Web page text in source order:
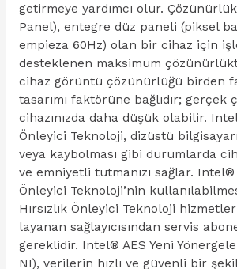
getirmeye yardımcı olur.
Panel), entegre düz paneli (piksel
empieza 60Hz) olan bir cihaz için
desteklenen maksimum
cihaz görüntü çözünürlüğü birden
tasarımı faktörüne bağlıdır; gerçek
cihazınızda daha düşük olabilir.
Önleyici Teknoloji, dizüstü
veya kaybolması gibi durumlarda
ve emniyetli tutmanızı sağlar. Intel®
Önleyici Teknoloji’nin
Hırsızlık Önleyici Teknoloji
layanan sağlayıcısından servis
gereklidir. Intel® AES Yeni
NI), verilerin hızlı ve güvenli bir